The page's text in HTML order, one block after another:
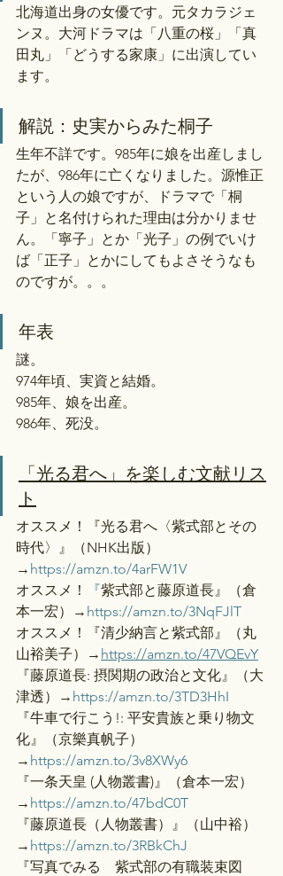
北海道出身の女優です。元タカラジェ
ンヌ。大河ドラマは「八重の桜」「真
田丸」「どうする家康」に出演してい
ます。
解説：史実からみた桐子
生年不詳です。985年に娘を出産しまし
たが、986年に亡くなりました。源惟正
という人の娘ですが、ドラマで「桐
子」と名付けられた理由は分かりませ
ん。「寧子」とか「光子」の例でいけ
ば「正子」とかにしてもよさそうなも
のですが。。。
年表
謎。
974年頃、実資と結婚。
985年、娘を出産。
986年、死没。
「光る君へ」を楽しむ文献リス
ト
オススメ！『光る君へ〈紫式部とその
時代〉』（NHK出版）
→ https://amzn.to/4arFW1V
オススメ！
『紫式部と藤原道長』（倉
本一宏）→ https://amzn.to/3NqFJlT
オススメ！『清少納言と紫式部』（丸
山裕美子）→ https://amzn.to/47VQEvY
『藤原道長: 摂関期の政治と文化』（大
津透）→ https://amzn.to/3TD3HhI
『牛車で行こう!: 平安貴族と乗り物文
化』（京樂真帆子）
→ https://amzn.to/3v8XWy6
『一条天皇 (人物叢書)』（倉本一宏）
→ https://amzn.to/47bdC0T
『藤原道長（人物叢書）』（山中裕）
→ https://amzn.to/3RBkChJ
『写真でみる　紫式部の有職装束図